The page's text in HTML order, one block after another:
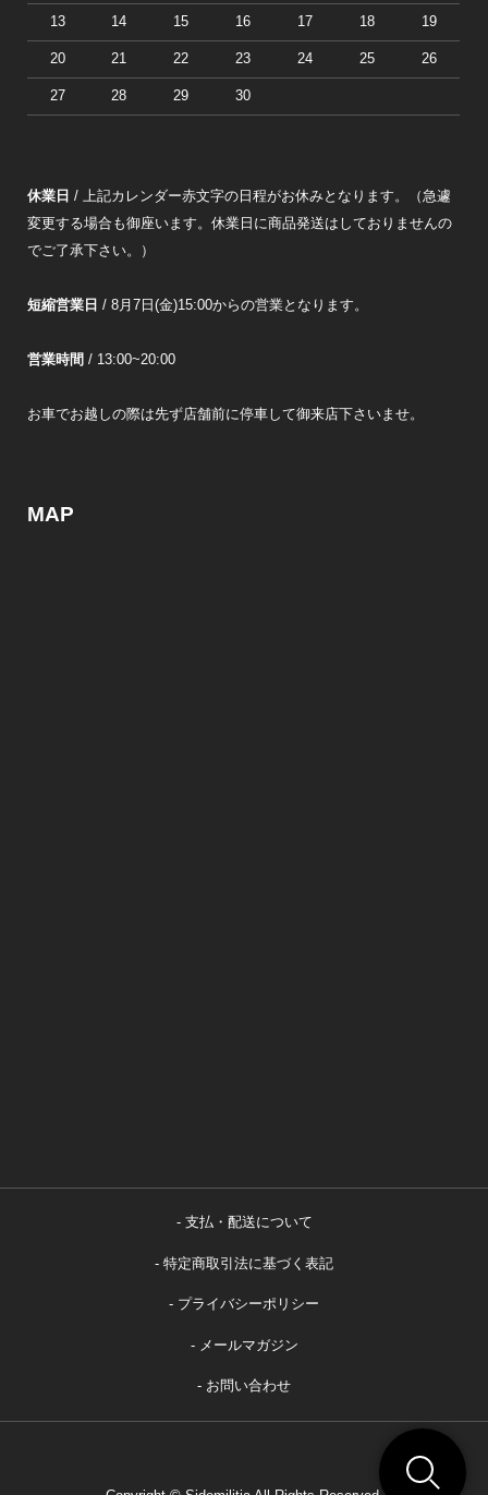
13 14 15 16 17 18 19
20 21 22 23 24 25 26
27 28 29 30
休業日 / 上記カレンダー赤文字の日程がお休みとなります。（急遽
変更する場合も御座います。休業日に商品発送はしておりませんの
でご了承下さい。）
短縮営業日 / 8月7日(金)15:00からの営業となります。
営業時間 / 13:00~20:00
お車でお越しの際は先ず店舗前に停車して御来店下さいませ。
MAP
支払・配送について
特定商取引法に基づく表記
プライバシーポリシー
メールマガジン
お問い合わせ